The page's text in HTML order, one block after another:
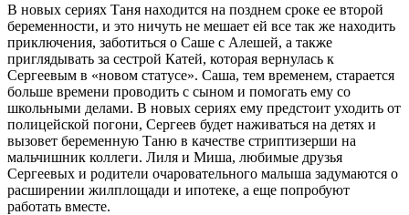
В новых сериях Таня находится на позднем сроке ее второй
беременности, и это ничуть не мешает ей все так же находить
приключения, заботиться о Саше с Алешей, а также
приглядывать за сестрой Катей, которая вернулась к
Сергеевым в «новом статусе». Саша, тем временем, старается
больше времени проводить с сыном и помогать ему со
школьными делами. В новых сериях ему предстоит уходить от
полицейской погони, Сергеев будет наживаться на детях и
вызовет беременную Таню в качестве стриптизерши на
мальчишник коллеги. Лиля и Миша, любимые друзья
Сергеевых и родители очаровательного малыша задумаются о
расширении жилплощади и ипотеке, а еще попробуют
работать вместе.